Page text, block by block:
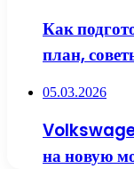
Как
план,
05.03.2026
на новую